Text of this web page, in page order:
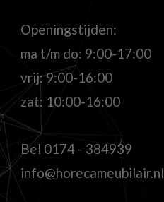
Openingstijden:
ma t/m do: 9:00-17:00
vrij: 9:00-16:00
zat: 10:00-16:00
Bel 0174 - 384939
info@horecameubilair.nl